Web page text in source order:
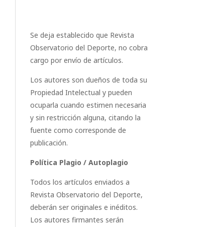
Se deja establecido que Revista
Observatorio del Deporte, no cobra
cargo por envío de artículos.
Los autores son dueños de toda su
Propiedad Intelectual y pueden
ocuparla cuando estimen necesaria
y sin restricción alguna, citando la
fuente como corresponde de
publicación.
Política Plagio / Autoplagio
Todos los artículos enviados a
Revista Observatorio del Deporte,
deberán ser originales e inéditos.
Los autores firmantes serán